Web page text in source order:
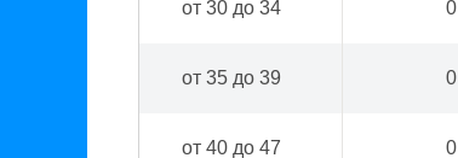
от 30 до 34 0
от 35 до 39 0
от 40 до 47 0